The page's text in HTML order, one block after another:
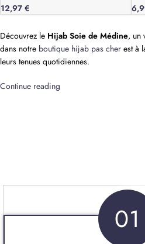
12,97 €
Découvrez le Hijab Soie de Médine, un
dans notre boutique hijab pas cher est à
leurs tenues quotidiennes.
Continue reading
01